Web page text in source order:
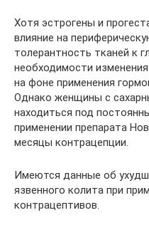
Хотя эстрогены и
влияние на
толерантность тканей к
необходимости
на фоне применения
Однако женщины с
находиться под
применении препарата
месяцы контрацепции.
Имеются данные об
язвенного колита при
контрацептивов.